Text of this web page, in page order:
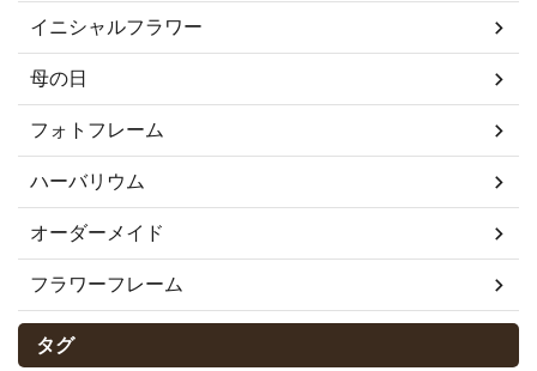
イニシャルフラワー
母の日
フォトフレーム
ハーバリウム
オーダーメイド
フラワーフレーム
タグ